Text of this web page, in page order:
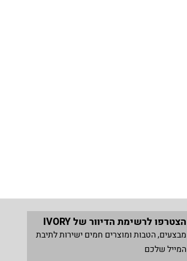
הצטרפו לרשימת הדיוור של IVORY
מבצעים, הטבות ומוצרים חמים ישירות לתיבת
המייל שלכם